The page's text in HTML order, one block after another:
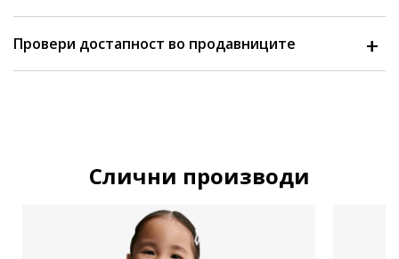
Провери достапност во продавниците
Слични производи